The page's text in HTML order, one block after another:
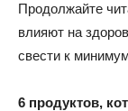
Продолжайте
влияют на
свести к
6 продуктов,